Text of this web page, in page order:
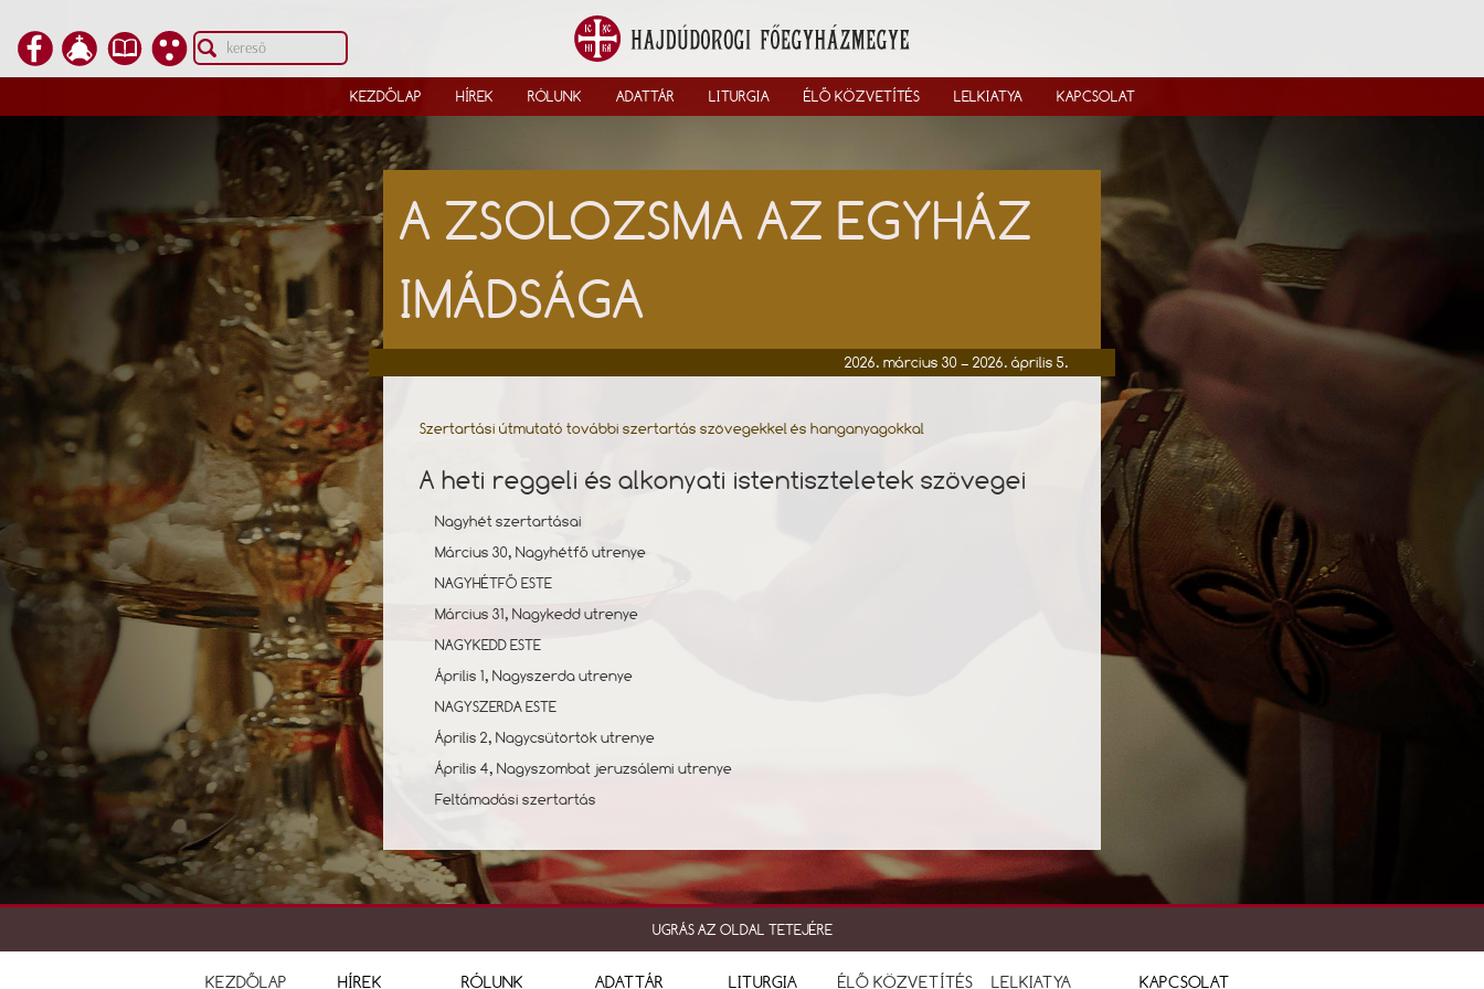
KEZDŐLAP HÍREK RÓLUNK ADATTÁR LITURGIA ÉLŐ KÖZVETÍTÉS LELKIATYA KAPCSOLAT
A ZSOLOZSMA AZ EGYHÁZ
IMÁDSÁGA
2026. március 30 – 2026. április 5.
Szertartási útmutató további szertartás szövegekkel és hanganyagokkal
A heti reggeli és alkonyati istentiszteletek szövegei
Nagyhét szertartásai
Március 30, Nagyhétfő utrenye
NAGYHÉTFŐ ESTE
Március 31, Nagykedd utrenye
NAGYKEDD ESTE
Április 1, Nagyszerda utrenye
NAGYSZERDA ESTE
Április 2, Nagycsütörtök utrenye
Április 4, Nagyszombat jeruzsálemi utrenye
Feltámadási szertartás
UGRÁS AZ OLDAL TETEJÉRE
KEZDŐLAP HÍREK RÓLUNK ADATTÁR LITURGIA ÉLŐ KÖZVETÍTÉS LELKIATYA KAPCSOLAT